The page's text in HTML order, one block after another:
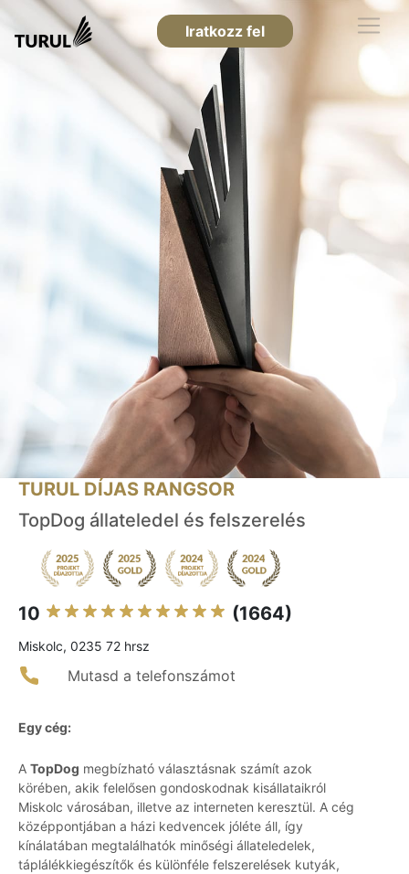
Iratkozz fel
TURUL DÍJAS RANGSOR
TopDog állateledel és felszerelés
10 (1664)
Miskolc, 0235 72 hrsz
Mutasd a telefonszámot
Egy cég:
A TopDog megbízható választásnak számít azok
körében, akik felelősen gondoskodnak kisállataikról
Miskolc városában, illetve az interneten keresztül. A cég
középpontjában a házi kedvencek jóléte áll, így
kínálatában megtalálhatók minőségi állateledelek,
táplálékkiegészítők és különféle felszerelések kutyák,